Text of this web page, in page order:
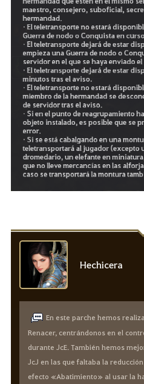
Hechicera
En este parche hemos
Renacer, centrándonos en el
durante JcE. También hemos
JcJ en las que faltaba la
efecto «Abatimiento» al usar la